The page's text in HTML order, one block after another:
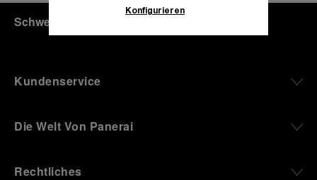
Schweiz
Kundenservice
Die Welt Von Panerai
Rechtliches
Klicken Sie auf „Alle zulassen“, um Ihr
Klicken Sie auf „Nur technische cookies
verwendet werden dürfen.
Konfigurieren